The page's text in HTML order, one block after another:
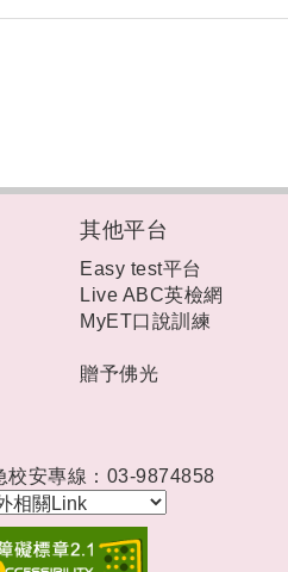
其他平台
Easy test平台
Live ABC英檢網
MyET口說訓練
贈予佛光
校安專線：03-9874858